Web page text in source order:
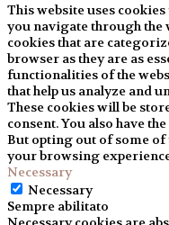
This website uses
you navigate through the
cookies that are
browser as they are as
functionalities of the
that help us analyze and
These cookies will be
consent. You also have
But opting out of some of
your browsing
Necessary
Necessary
Sempre abilitato